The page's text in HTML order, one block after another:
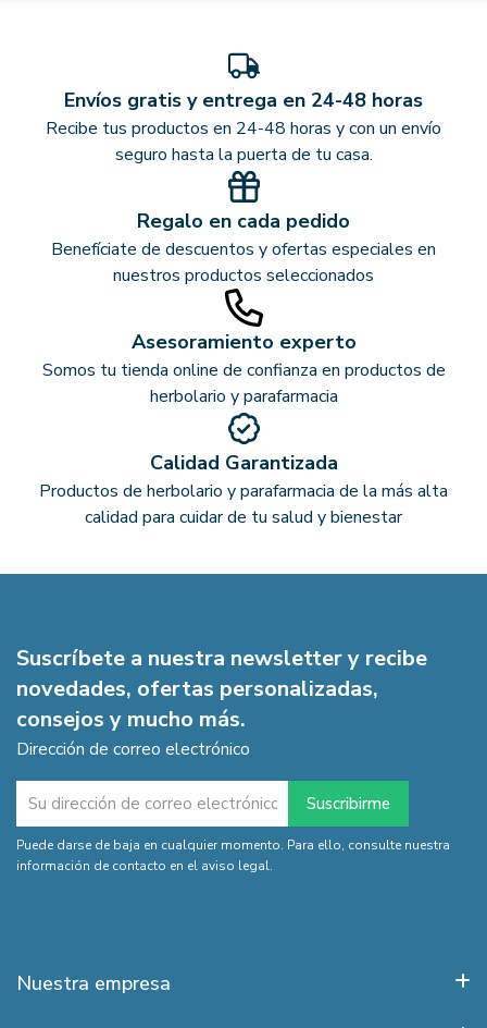
Envíos gratis y entrega en 24-48 horas
Recibe tus productos en 24-48 horas y con un envío
seguro hasta la puerta de tu casa.
Regalo en cada pedido
Benefíciate de descuentos y ofertas especiales en
nuestros productos seleccionados
Asesoramiento experto
Somos tu tienda online de confianza en productos de
herbolario y parafarmacia
Calidad Garantizada
Productos de herbolario y parafarmacia de la más alta
calidad para cuidar de tu salud y bienestar
Suscríbete a nuestra newsletter y recibe
novedades, ofertas personalizadas,
consejos y mucho más.
Dirección de correo electrónico
Puede darse de baja en cualquier momento. Para ello, consulte nuestra
información de contacto en el aviso legal.
Nuestra empresa